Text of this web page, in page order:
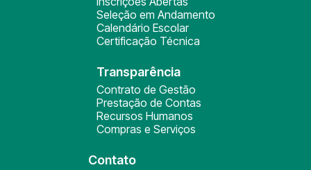
Seleção em Andamento
Calendário Escolar
Certificação Técnica
Transparência
Contrato de Gestão
Prestação de Contas
Recursos Humanos
Compras e Serviços
Contato